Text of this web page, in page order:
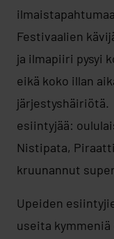
Festivaalien
ja ilmapiiri pysyi
eikä koko illan
järjestyshäiriötä.
esiintyjää:
Nistipata,
kruunannut
Upeiden
useita